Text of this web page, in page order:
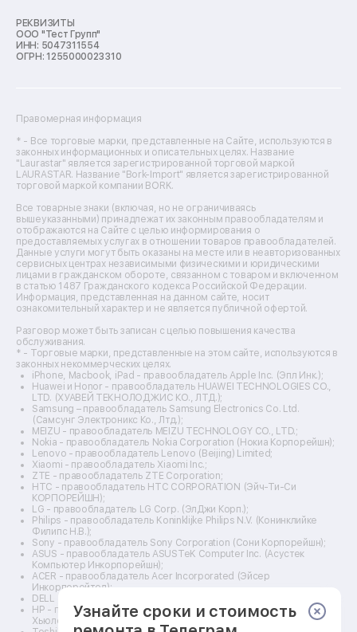
Ремонт морозильных камер
Ремонт отпаривателей
Ремонт плоттеров
Ремонт фенов
Ремонт цифровых биноклей
Ремонт тепловизоров
Ремонт массажных кресел
Ремонт водонагревателей
Ремонт вытяжек
Ремонт источников бесперебойного питания
Ремонт пароварок
Ремонт микшерных пультов
Ремонт dj-пультов
Ремонт кухонных плит
Ремонт стедикамов
Ремонт оптических прицелов
Ремонт электровелосипедов
Ремонт видеокамер
Ремонт эхолотов
Ремонт 3d-принтеров
Ремонт прицелов ночного видения
Ремонт винных шкафов
Ремонт выпрямителей
Ремонт сушилок для рук
Ремонт дальномеров
Ремонт снегоуборщиков
РЕКВИЗИТЫ
ООО "Тест Групп"
ИНН: 5047311554
ОГРН: 1255000023310
Правомерная информация
* - Все торговые марки, представленные на Сайте, используются в
законных информационных и описательных целях. Название
"Laurastar" является зарегистрированной торговой маркой
LAURASTAR. Название "Bork-Import" является зарегистрированной
торговой маркой компании BORK.
Все товарные знаки (включая, но не ограничиваясь
вышеуказанными) принадлежат их законным правообладателям и
отображаются на Сайте с целью информирования о
предоставляемых услугах в отношении товаров правообладателей.
Данные услуги могут быть оказаны на месте или в неавторизованных
сервисных центрах независимыми физическими и юридическими
лицами в гражданском обороте, связанном с товаром и включенном
в статью 1487 Гражданского кодекса Российской Федерации.
Информация, представленная на данном сайте, носит
ознакомительный характер и не является публичной офертой.
Разговор может быть записан с целью повышения качества
обслуживания.
* - Торговые марки, представленные на этом сайте, используются в
законных некоммерческих целях.
iPhone, Macbook, iPad - правообладатель Apple Inc. (Эпл Инк.);
Huawei и Honor - правообладатель HUAWEI TECHNOLOGIES CO.,
LTD. (ХУАВЕЙ ТЕКНОЛОДЖИС КО., ЛТД.);
Samsung – правообладатель Samsung Electronics Co. Ltd.
(Самсунг Электроникс Ко., Лтд.);
MEIZU - правообладатель MEIZU TECHNOLOGY CO., LTD.;
Nokia - правообладатель Nokia Corporation (Нокиа Корпорейшн);
Lenovo - правообладатель Lenovo (Beijing) Limited;
Xiaomi - правообладатель Xiaomi Inc.;
ZTE - правообладатель ZTE Corporation;
HTC - правообладатель HTC CORPORATION (Эйч-Ти-Си
КОРПОРЕЙШН);
LG - правообладатель LG Corp. (ЭлДжи Корп.);
Philips - правообладатель Koninklijke Philips N.V. (Конинклийке
Филипс Н.В.);
Sony - правообладатель Sony Corporation (Сони Корпорейшн);
ASUS - правообладатель ASUSTeK Computer Inc. (Асустек
Компьютер Инкорпорейшн);
ACER - правообладатель Acer Incorporated (Эйсер
Инкорпорейтед);
DELL - правообладатель Dell Inc.(Делл Инк.);
HP - правообладатель HP Hewlett-Packard Group LLC (ЭйчПи
Хьюлетт Паккард Груп ЛЛК);
Узнайте сроки и стоимость